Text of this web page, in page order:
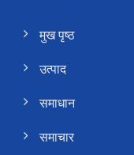
मुख पृष्ठ
उत्पाद
समाधान
समाचार